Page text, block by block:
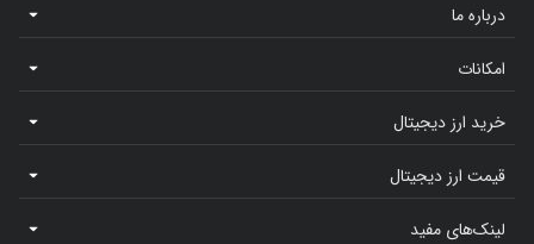
درباره ما
امکانات
خرید ارز دیجیتال
قیمت ارز دیجیتال
لینک‌های مفید